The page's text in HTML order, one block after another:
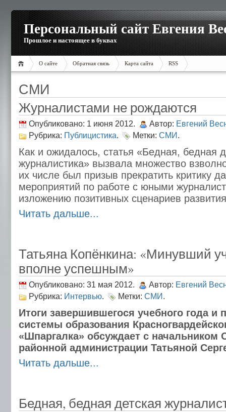
Персональный сайт Евгения
Прошлое и настоящее в буквах
О сайте Обратная связь Карта сайта RSS
СМИ
Журналистами не рождаются
Опубликовано: 1 июня 2012. Автор: Евгений
Рубрика: Публицистика. Метки: СМИ.
Как и ожидалось, статья «Бедная, бедная
журналистика» вызвала множество
их числе был призыв прекратить критику
мероприятий по работе с юными
изложению позитивных сценариев
Читать дальше...
Татьяна Копёнкина: «Минувший
вполне успешным»
Опубликовано: 31 мая 2012. Автор: Евгений
Рубрика: Интервью. Метки: СМИ.
Итоги завершившегося учебного года и
системы образования
«Шпаргалка» обсуждает с начальником
районной администрации Татьяной
Читать дальше...
Бедная, бедная детская